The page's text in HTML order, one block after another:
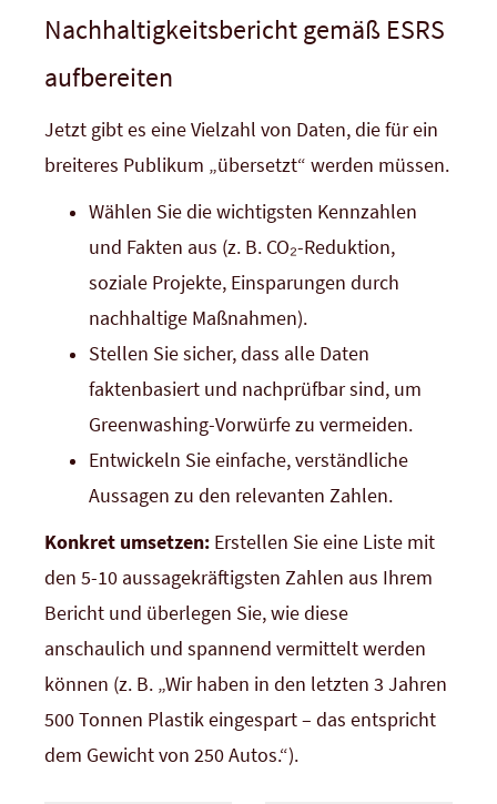
Nachhaltigkeitsbericht gemäß ESRS
aufbereiten
Jetzt gibt es eine Vielzahl von Daten, die für ein
breiteres Publikum „übersetzt“ werden müssen.
Wählen Sie die wichtigsten Kennzahlen
und Fakten aus (z. B. CO₂-Reduktion,
soziale Projekte, Einsparungen durch
nachhaltige Maßnahmen).
Stellen Sie sicher, dass alle Daten
faktenbasiert und nachprüfbar sind, um
Greenwashing-Vorwürfe zu vermeiden.
Entwickeln Sie einfache, verständliche
Aussagen zu den relevanten Zahlen.
Konkret umsetzen: Erstellen Sie eine Liste mit
den 5-10 aussagekräftigsten Zahlen aus Ihrem
Bericht und überlegen Sie, wie diese
anschaulich und spannend vermittelt werden
können (z. B. „Wir haben in den letzten 3 Jahren
500 Tonnen Plastik eingespart – das entspricht
dem Gewicht von 250 Autos.“).